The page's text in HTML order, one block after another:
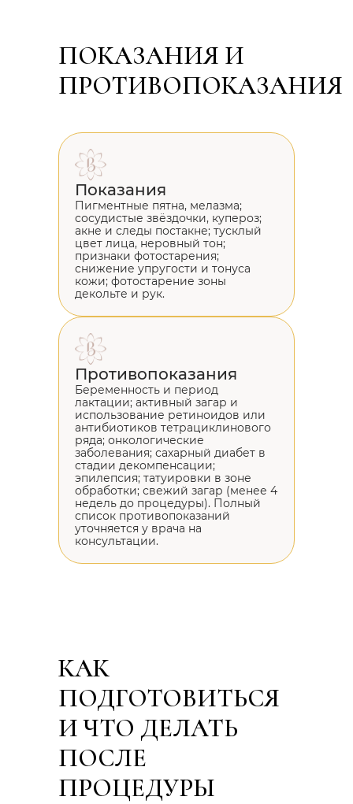
ПОКАЗАНИЯ И
ПРОТИВОПОКАЗАНИЯ
Показания
Пигментные пятна, мелазма;
сосудистые звёздочки, купероз;
акне и следы постакне; тусклый
цвет лица, неровный тон;
признаки фотостарения;
снижение упругости и тонуса
кожи; фотостарение зоны
декольте и рук.
Противопоказания
Беременность и период
лактации; активный загар и
использование ретиноидов или
антибиотиков тетрациклинового
ряда; онкологические
заболевания; сахарный диабет в
стадии декомпенсации;
эпилепсия; татуировки в зоне
обработки; свежий загар (менее 4
недель до процедуры). Полный
список противопоказаний
уточняется у врача на
консультации.
КАК
ПОДГОТОВИТЬСЯ
И ЧТО ДЕЛАТЬ
ПОСЛЕ
ПРОЦЕДУРЫ